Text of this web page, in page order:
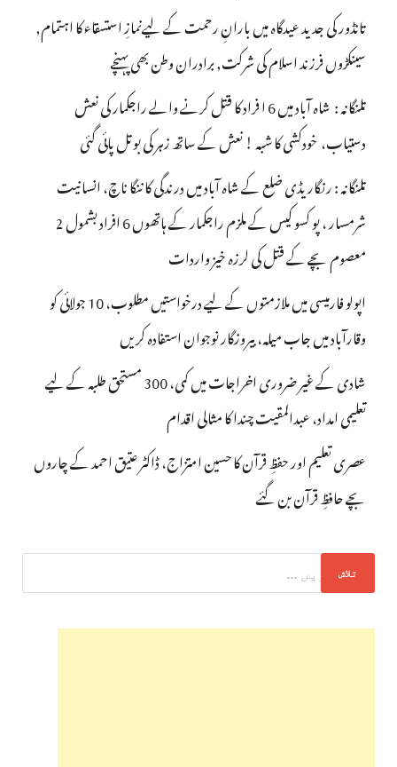
تانڈور کی جدید عیدگاہ میں بارانِ رحمت کے لیےنمازِ استسقاء کا اہتمام,
سینکڑوں فرزند اسلام کی شرکت, برادران وطن بھی پہنچے
تلنگانہ : شاہ آباد میں 6 ا فراد کا قتل کرنے والے راجکمار کی نعش
دستیاب، خودکشی کا شبہ ! نعش کے ساتھ زہر کی بوتل پائی گئی
تلنگانہ : رنگاریڈی ضلع کے شاہ آباد میں درندگی کا ننگا ناچ، انسانیت
شرمسار ، پو کسو کیس کے ملزم راجکمار کے ہاتھوں 6 افراد بشمول 2
معصوم بچے کے قتل کی لرزہ خیز واردات
اپولو فارمیسی میں ملازمتوں کے لیے درخواستیں مطلوب، 10 جولائی کو
وقارآباد میں جاب میلہ، بیروزگار نوجوان استفادہ کریں
شادی کے غیر ضروری اخراجات میں کمی، 300 مستحق طلبہ کے لیے
تعلیمی امداد، عبدالمقیت چندا کا مثالی اقدام
عصری تعلیم اور حفظِ قرآن کا حسین امتزاج، ڈاکٹر عتیق احمد کے چاروں
بچے حافظِ قرآن بن گئے